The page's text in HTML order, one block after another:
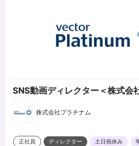
◆現状維持に甘えず、主体的に自らの仕
ることができる方
◆トレンドや旬のモノに敏感でアンテナ
SNS動画ディレクター＜株式会
株式会社プラチナム
正社員 ディレクター 土日祝休み